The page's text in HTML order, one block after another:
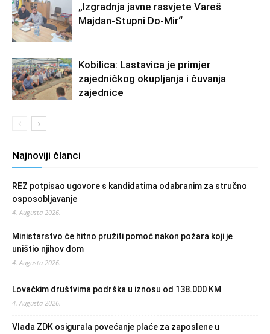
„Izgradnja javne rasvjete Vareš
Majdan-Stupni Do-Mir“
Kobilica: Lastavica je primjer
zajedničkog okupljanja i čuvanja
zajednice
Najnoviji članci
REZ potpisao ugovore s kandidatima odabranim za stručno
osposobljavanje
4. Augusta 2026.
Ministarstvo će hitno pružiti pomoć nakon požara koji je
uništio njihov dom
4. Augusta 2026.
Lovačkim društvima podrška u iznosu od 138.000 KM
4. Augusta 2026.
Vlada ZDK osigurala povećanje plaće za zaposlene u